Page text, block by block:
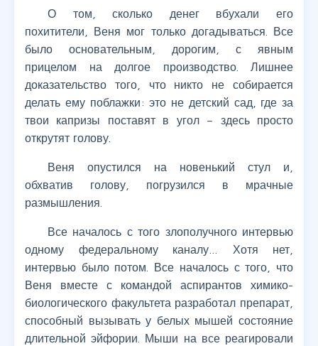
О том, сколько денег вбухали его
похитители, Веня мог только догадываться. Все
было основательным, дорогим, с явным
прицелом на долгое производство. Лишнее
доказательство того, что никто не собирается
делать ему поблажки: это не детский сад, где за
твои капризы поставят в угол – здесь просто
открутят голову.
Веня опустился на новенький стул и,
обхватив голову, погрузился в мрачные
размышления.
Все началось с того злополучного интервью
одному федеральному каналу… Хотя нет,
интервью было потом. Все началось с того, что
Веня вместе с командой аспирантов химико-
биологического факультета разработал препарат,
способный вызывать у белых мышей состояние
длительной эйфории. Мыши на все реагировали